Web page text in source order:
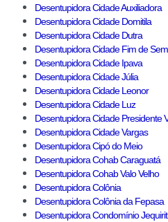
Desentupidora Cidade Auxiliadora
Desentupidora Cidade Domitila
Desentupidora Cidade Dutra
Desentupidora Cidade Fim de
Desentupidora Cidade Ipava
Desentupidora Cidade Júlia
Desentupidora Cidade Leonor
Desentupidora Cidade Luz
Desentupidora Cidade Presidente
Desentupidora Cidade Vargas
Desentupidora Cipó do Meio
Desentupidora Cohab Caraguatá
Desentupidora Cohab Valo Velho
Desentupidora Colônia
Desentupidora Colônia da Fepasa
Desentupidora Condomínio